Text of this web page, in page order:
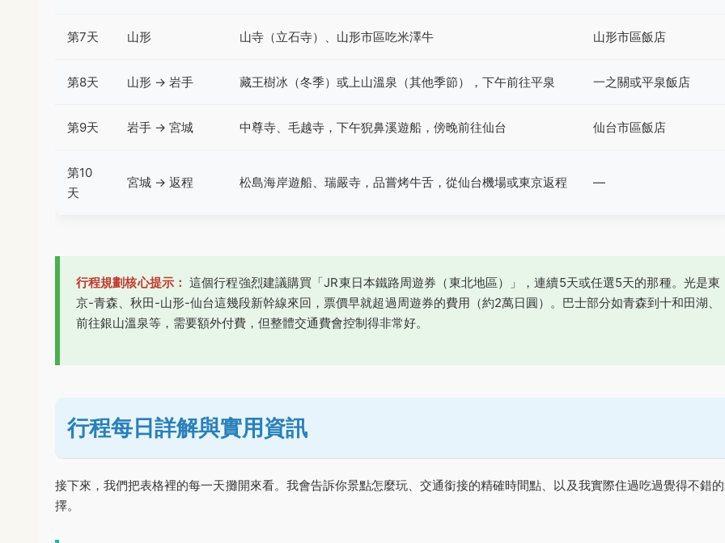
第7天 山形 山寺（立石寺）、山形市區吃米澤牛 山形市區飯店
第8天 山形 → 岩手 藏王樹冰（冬季）或上山溫泉（其他季節），下午前往平泉 一之關或平泉飯店
第9天 岩手 → 宮城 中尊寺、毛越寺，下午猊鼻溪遊船，傍晚前往仙台 仙台市區飯店
第10
天
宮城 → 返程 松島海岸遊船、瑞嚴寺，品嘗烤牛舌，從仙台機場或東京返程 —
行程規劃核心提示： 這個行程強烈建議購買「JR東日本鐵路周遊券（東北地區）」，連續5天或任選5天的那種。光是東
京-青森、秋田-山形-仙台這幾段新幹線來回，票價早就超過周遊券的費用（約2萬日圓）。巴士部分如青森到十和田湖、
前往銀山溫泉等，需要額外付費，但整體交通費會控制得非常好。
行程每日詳解與實用資訊
接下來，我們把表格裡的每一天攤開來看。我會告訴你景點怎麼玩、交通銜接的精確時間點、以及我實際住過吃過覺得不錯
擇。